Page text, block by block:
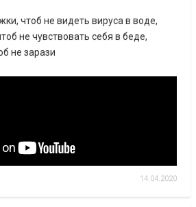
чтоб не видеть вируса в воде,
не чувствовать себя в беде,
не зарази
14.04.2020